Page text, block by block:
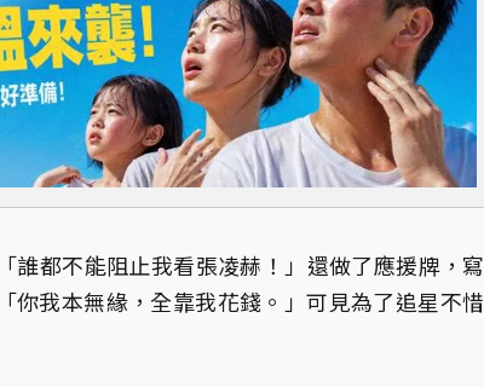
誰都不能阻止我看張凌赫！」還做了應援牌，寫
你我本無緣，全靠我花錢。」可見為了追星不惜